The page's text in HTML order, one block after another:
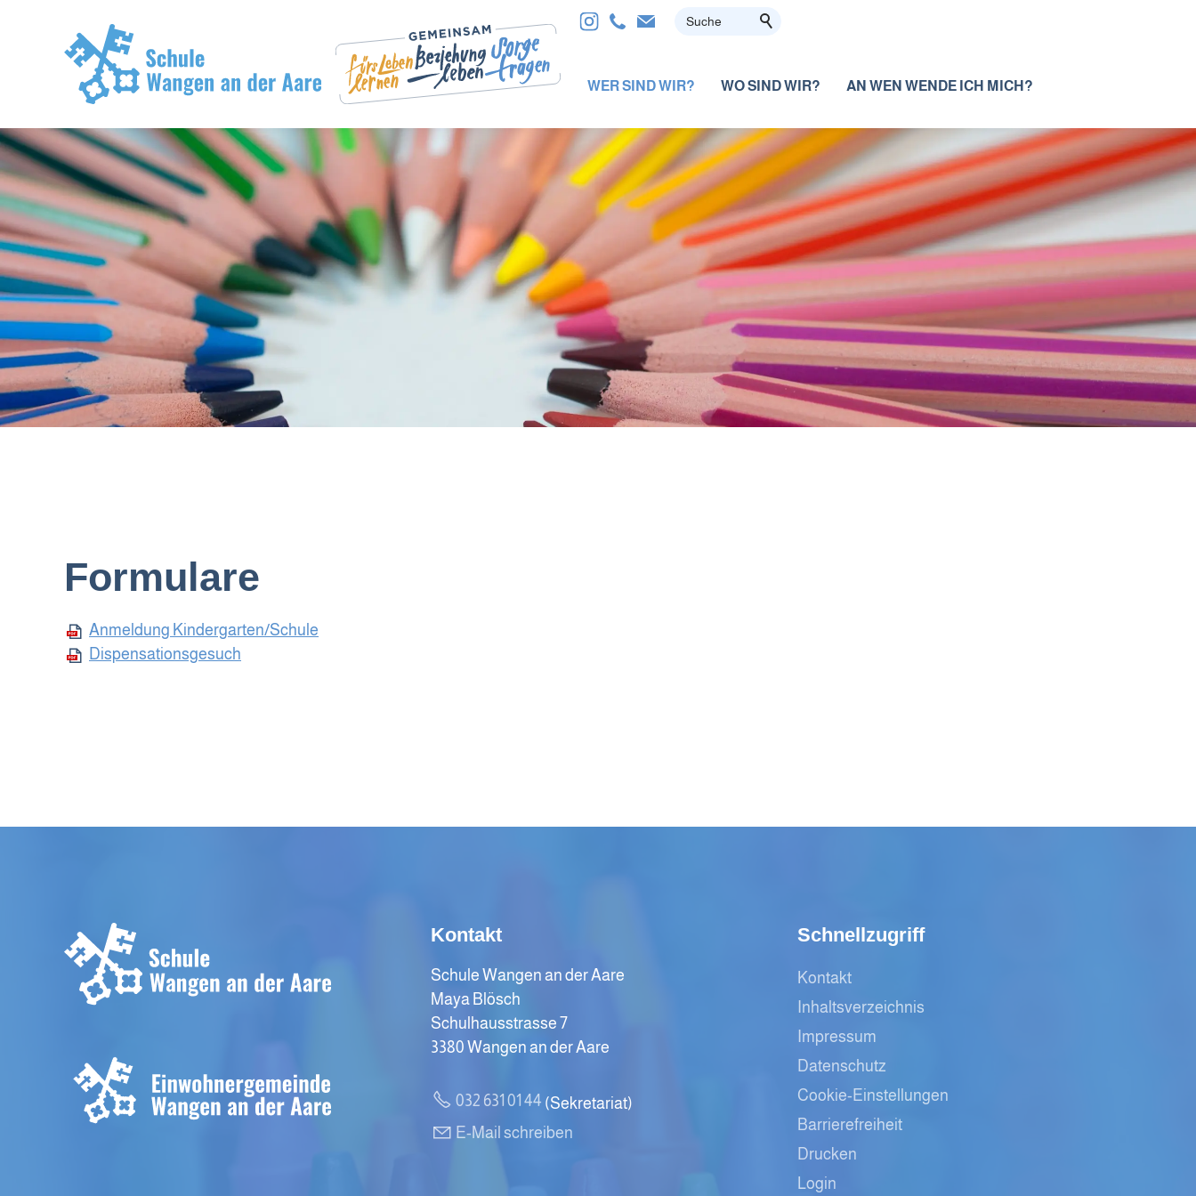
WER SIND WIR? WO SIND WIR? AN WEN WENDE ICH MICH?
Formulare
Anmeldung Kindergarten/Schule
Dispensationsgesuch
Kontakt
Schule Wangen an der Aare
Maya Blösch
Schulhausstrasse 7
3380 Wangen an der Aare
032 631 01 44 (Sekretariat)
E-Mail schreiben
Schnellzugriff
Kontakt
Inhaltsverzeichnis
Impressum
Datenschutz
Cookie-Einstellungen
Barrierefreiheit
Drucken
Login